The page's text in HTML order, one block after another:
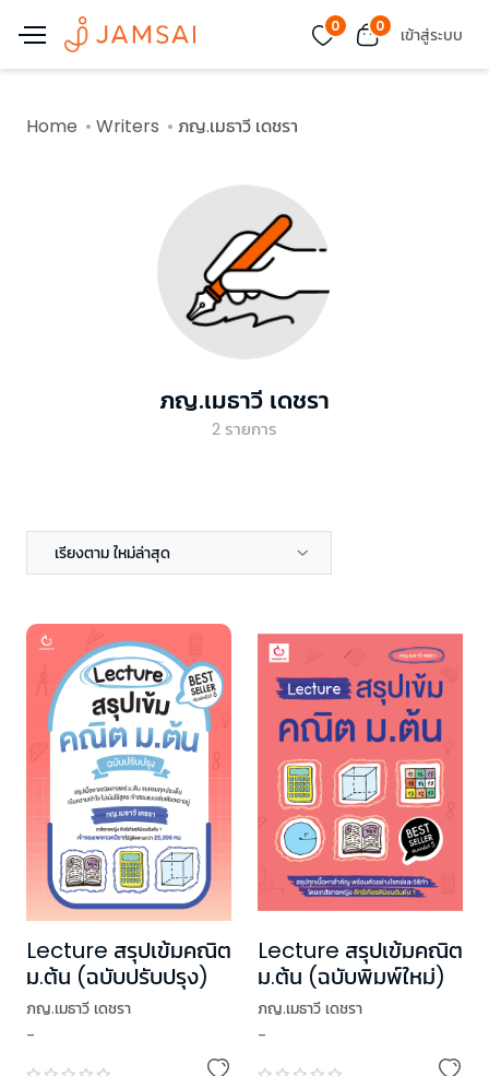
0 0 เข้าสู่ระบบ
Home Writers ภญ.เมธาวี เดชรา
ภญ.เมธาวี เดชรา
2รายการ
เรียงตาม ใหม่ล่าสุด
Lecture สรุปเข้มคณิต
ม.ต้น (ฉบับปรับปรุง)
ภญ.เมธาวี เดชรา
-
Lecture สรุปเข้มคณิต
ม.ต้น (ฉบับพิมพ์ใหม่)
ภญ.เมธาวี เดชรา
-